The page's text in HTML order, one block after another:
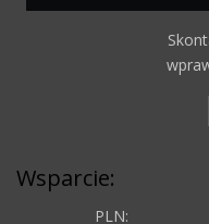
Wsparcie:
PLN: